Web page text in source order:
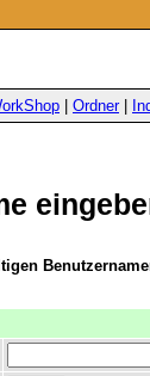
Ordner|